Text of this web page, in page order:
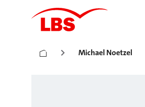
Michael Noetzel